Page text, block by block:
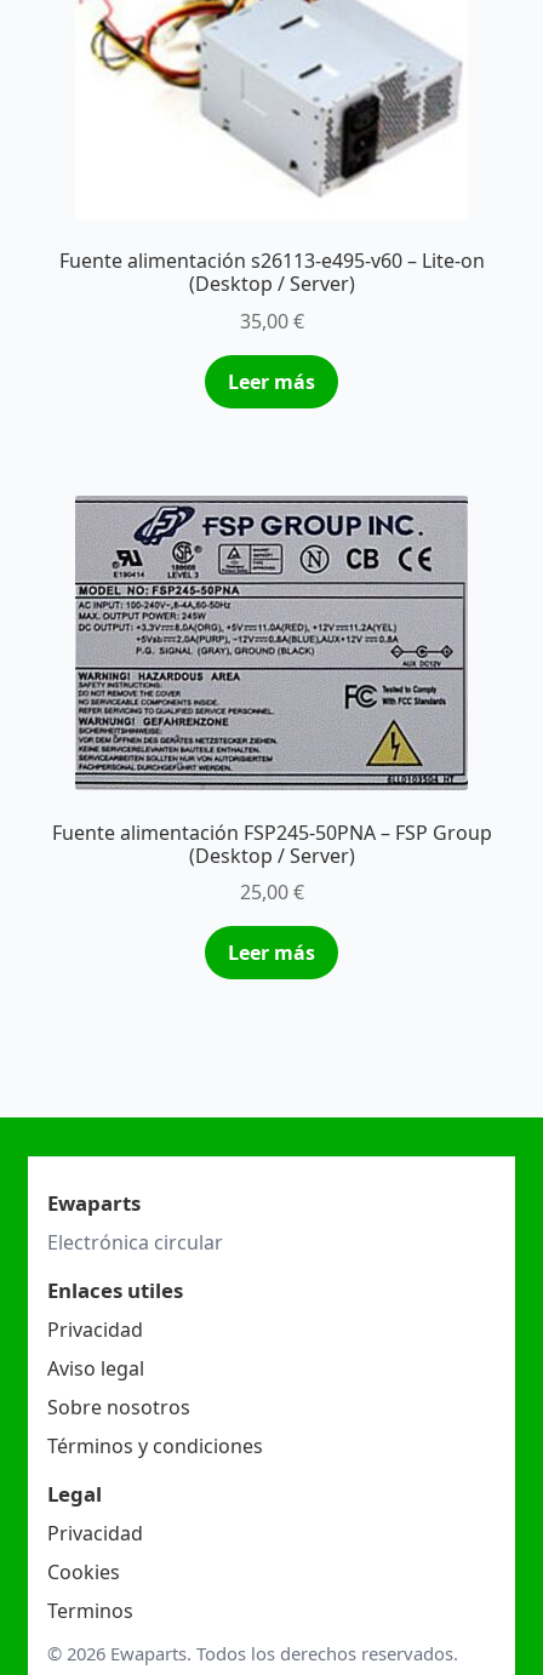
Fuente alimentación s26113-e495-v60 – Lite-on
(Desktop / Server)
35,00€
Leer más
Fuente alimentación FSP245-50PNA – FSP Group
(Desktop / Server)
25,00€
Leer más
Ewaparts
Electrónica circular
Enlaces utiles
Privacidad
Aviso legal
Sobre nosotros
Términos y condiciones
Legal
Privacidad
Cookies
Terminos
© 2026 Ewaparts. Todos los derechos reservados.